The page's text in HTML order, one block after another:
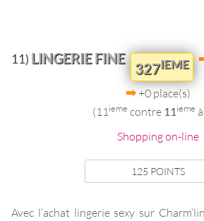
11) LINGERIE FINE
327IEME
+0 place(s)
(11 ieme contre 11ieme
Shopping on-line
125 POINTS
Avec l’achat lingerie sexy sur